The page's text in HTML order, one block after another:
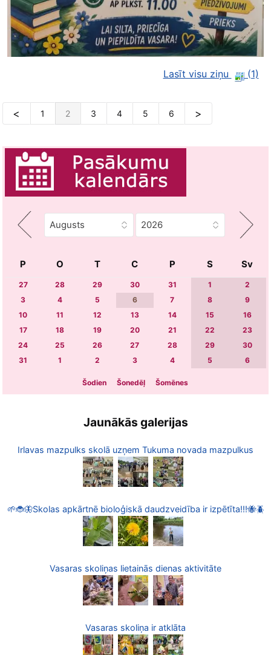
Lasīt visu ziņu (1)
1 2 3 4 5 6
P O T C P S Sv
27 28 29 30 31 1
2
3
4 5 6 7 8
9
10
11 12 13 14 15
16
17
18 19 20 21 22
23
24
25 26 27 28 29
30
31
1 2 3 4 5 6
Šodien Šonedēļ Šomēnes
Jaunākās galerijas
Irlavas mazpulks skolā uzņem Tukuma novada mazpulkus
🌱🐞🦋Skolas apkārtnē bioloģiskā daudzveidība ir izpētīta!!!🐝🪲
Vasaras skoliņas lietainās dienas aktivitāte
Vasaras skoliņa ir atklāta